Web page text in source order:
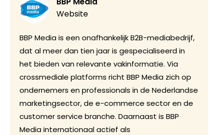
Website
BBP Media is een onafhankelijk B2B-mediabedrijf,
dat al meer dan tien jaar is gespecialiseerd in
het bieden van relevante vakinformatie. Via
crossmediale platforms richt BBP Media zich op
ondernemers en professionals in de Nederlandse
marketingsector, de e-commerce sector en de
customer service branche. Daarnaast is BBP
Media internationaal actief als